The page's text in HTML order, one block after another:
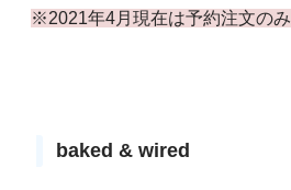
※2021年4月現在は予約注文のみ
baked & wired